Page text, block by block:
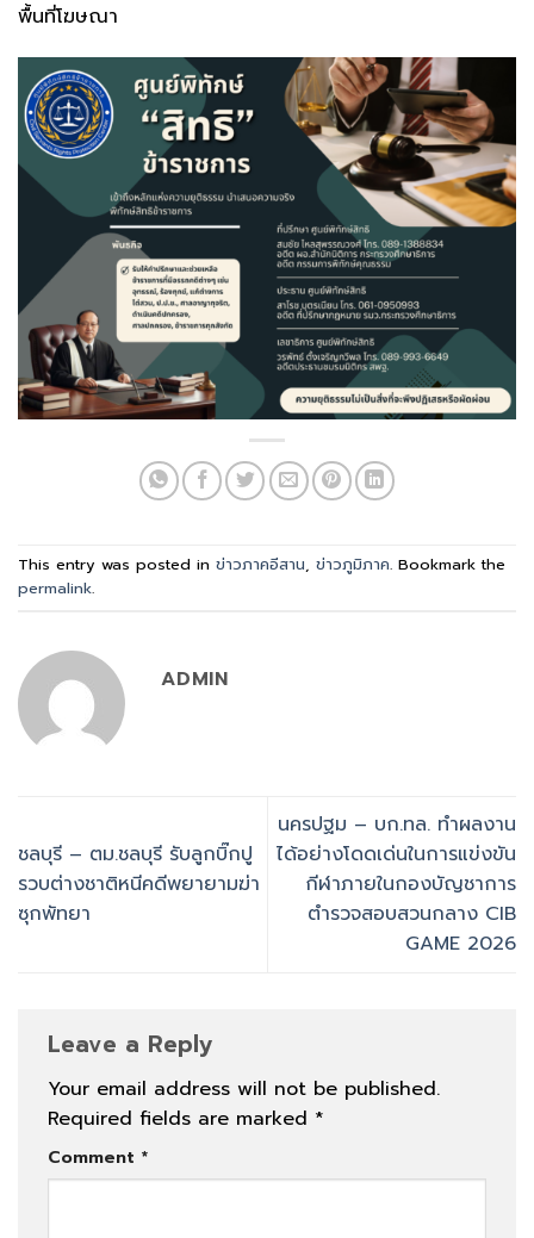
พื้นที่โฆษณา
This entry was posted in ข่าวภาคอีสาน, ข่าวภูมิภาค. Bookmark the
permalink.
ADMIN
ชลบุรี – ตม.ชลบุรี รับลูกบิ๊กปู
รวบต่างชาติหนีคดีพยายามฆ่า
ซุกพัทยา
นครปฐม – ​บก.ทล. ทำผลงาน
ได้อย่างโดดเด่นในการแข่งขัน
กีฬาภายในกองบัญชาการ
ตำรวจสอบสวนกลาง CIB
GAME 2026
Leave a Reply
Your email address will not be published.
Required fields are marked *
Comment *